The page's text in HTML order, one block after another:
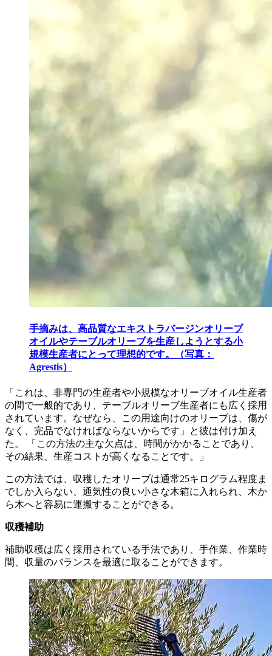
手摘みは、高品質なエキストラバージンオリーブ
オイルやテーブルオリーブを生産しようとする小
規模生産者にとって理想的です。（写真：
Agrestis）
「これは、非専門の生産者や小規模なオリーブオイル生産者
の間で一般的であり、テーブルオリーブ生産者にも広く採用
されています。なぜなら、この用途向けのオリーブは、傷が
なく、完品でなければならないからです」と彼は付け加え
た。
「この方法の主な欠点は、時間がかかることであり、
その結果、生産コストが高くなることです。」
この方法では、収穫したオリーブは通常25キログラム程度ま
でしか入らない、通気性の良い小さな木箱に入れられ、木か
ら木へと容易に運搬することができる。
収穫補助
補助収穫は広く採用されている手法であり、手作業、作業時
間、収量のバランスを最適に取ることができます。